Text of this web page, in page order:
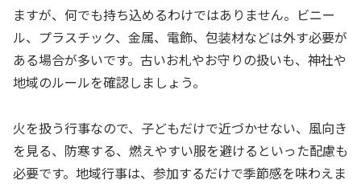
ますが、何でも持ち込めるわけではありません。ビニー
ル、プラスチック、金属、電飾、包装材などは外す必要が
ある場合が多いです。古いお札やお守りの扱いも、神社や
地域のルールを確認しましょう。
火を扱う行事なので、子どもだけで近づかせない、風向き
を見る、防寒する、燃えやすい服を避けるといった配慮も
必要です。地域行事は、参加するだけで季節感を味わえま